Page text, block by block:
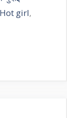
Hot girl,